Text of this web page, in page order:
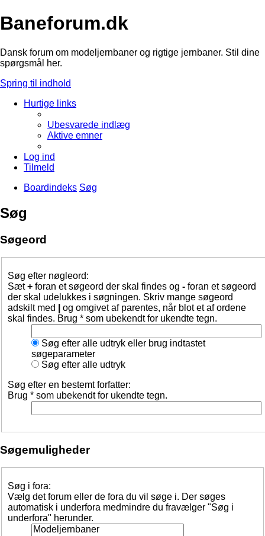
Baneforum.dk
Dansk forum om modeljernbaner og rigtige jernbaner. Stil dine
spørgsmål her.
Spring til indhold
Hurtige links
Ubesvarede indlæg
Aktive emner
Log ind
Tilmeld
Boardindeks Søg
Søg
Søgeord
Søg efter nøgleord:
Sæt+ foran et søgeord der skal findes og - foran et søgeord
der skal udelukkes i søgningen. Skriv mange søgeord
adskilt med
og omgivet af parentes, når blot et af ordene
skal findes. Brug * som ubekendt for ukendte tegn.
Søg efter alle udtryk eller brug indtastet
søgeparameter
Søg efter alle udtryk
Søg efter en bestemt forfatter:
Brug * som ubekendt for ukendte tegn.
Søgemuligheder
Søg i fora:
Vælg det forum eller de fora du vil søge i. Der søges
automatisk i underfora medmindre du fravælger "Søg i
underfora" herunder.